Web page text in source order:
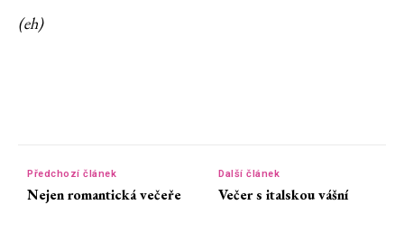
(eh)
Předchozí článek
Nejen romantická večeře
Další článek
Večer s italskou vášní